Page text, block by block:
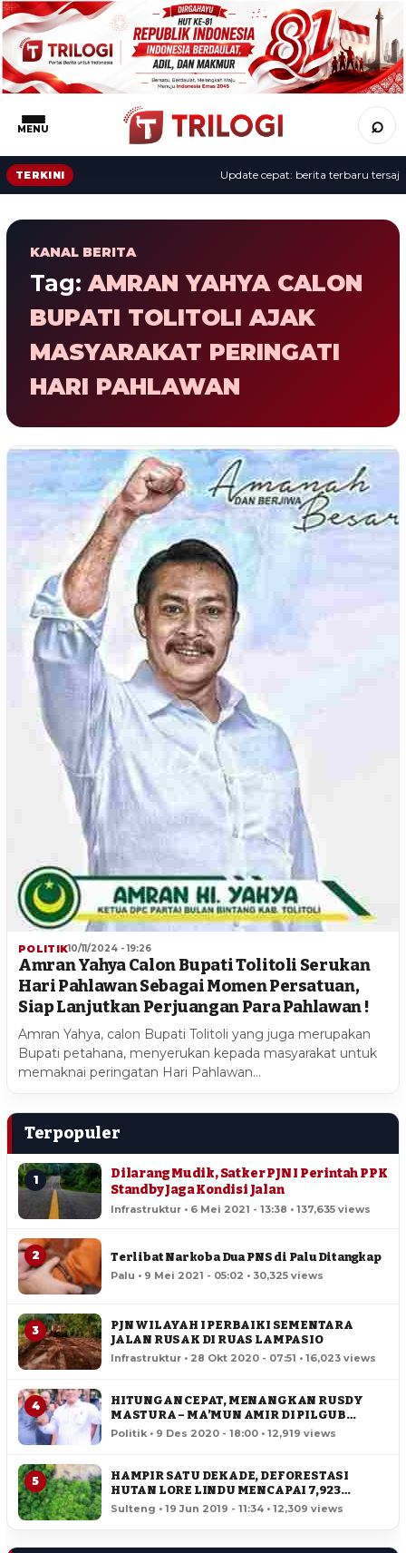
MENU ⌕
TERKINI Update cepat: berita terbaru tersaji
KANAL BERITA
Tag: AMRAN YAHYA CALON
BUPATI TOLITOLI AJAK
MASYARAKAT PERINGATI
HARI PAHLAWAN
POLITIK10/11/2024 - 19:26
Amran Yahya Calon Bupati Tolitoli Serukan
Hari Pahlawan Sebagai Momen Persatuan,
Siap Lanjutkan Perjuangan Para Pahlawan !
Amran Yahya, calon Bupati Tolitoli yang juga merupakan
Bupati petahana, menyerukan kepada masyarakat untuk
memaknai peringatan Hari Pahlawan…
Terpopuler
1
Dilarang Mudik, Satker PJN I Perintah PPK
Standby Jaga Kondisi Jalan
Infrastruktur • 6 Mei 2021 - 13:38 • 137,635 views
2 Terlibat Narkoba Dua PNS di Palu Ditangkap
Palu • 9 Mei 2021 - 05:02 • 30,325 views
3
PJN WILAYAH I PERBAIKI SEMENTARA
JALAN RUSAK DI RUAS LAMPASIO
Infrastruktur • 28 Okt 2020 - 07:51 • 16,023 views
4
HITUNGAN CEPAT, MENANGKAN RUSDY
MASTURA – MA’MUN AMIR DI PILGUB
SULTENG
Politik • 9 Des 2020 - 18:00 • 12,919 views
5
HAMPIR SATU DEKADE, DEFORESTASI
HUTAN LORE LINDU MENCAPAI 7,923
HEKTAR
Sulteng • 19 Jun 2019 - 11:34 • 12,309 views